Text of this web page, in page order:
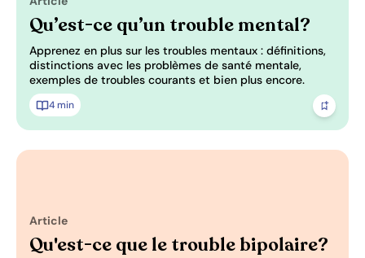
Qu’est-ce qu’un trouble mental?
Apprenez en plus sur les troubles mentaux : définitions,
distinctions avec les problèmes de santé mentale,
exemples de troubles courants et bien plus encore.
4 min
Pertinence: 0/3
Article
Qu'est-ce que le trouble bipolaire?